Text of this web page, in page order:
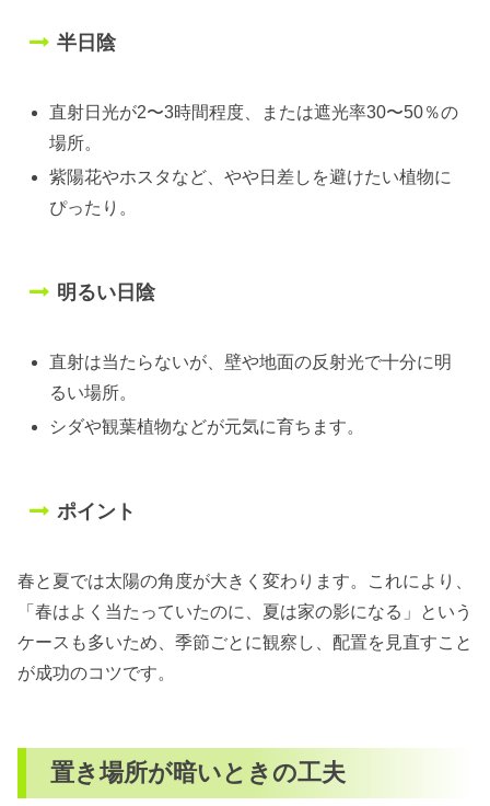
半日陰
直射日光が2〜3時間程度、または遮光率30〜50％の
場所。
紫陽花やホスタなど、やや日差しを避けたい植物に
ぴったり。
明るい日陰
直射は当たらないが、壁や地面の反射光で十分に明
るい場所。
シダや観葉植物などが元気に育ちます。
ポイント
春と夏では太陽の角度が大きく変わります。これにより、
「春はよく当たっていたのに、夏は家の影になる」という
ケースも多いため、季節ごとに観察し、配置を見直すこと
が成功のコツです。
置き場所が暗いときの工夫